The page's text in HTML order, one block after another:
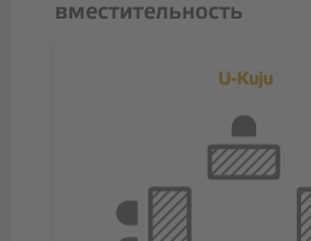
вместительность
U-Kuju